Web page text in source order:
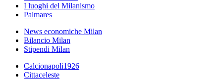
I luoghi del Milanismo
Palmares
News economiche Milan
Bilancio Milan
Stipendi Milan
Calcionapoli1926
Cittaceleste